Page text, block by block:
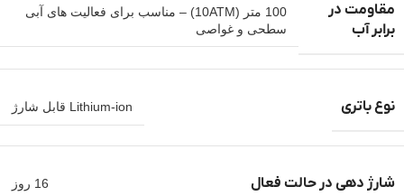
مقاومت در
برابر آب
100 متر (10ATM) – مناسب برای فعالیت های آبی
سطحی و غواصی
نوع باتری Lithium-ion قابل شارژ
شارژ دهی در حالت فعال 16 روز